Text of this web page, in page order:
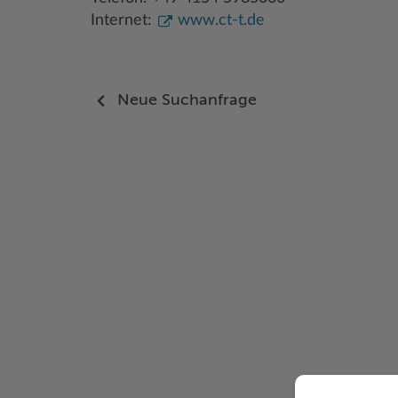
Internet:
www.ct-t.de
Neue Suchanfrage